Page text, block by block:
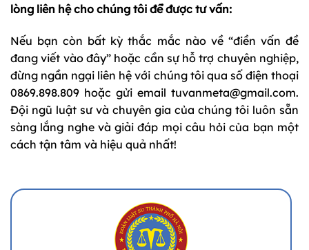
lòng liên hệ cho chúng tôi để được tư vấn:
Nếu bạn còn bất kỳ thắc mắc nào về “điền vấn đề
đang viết vào đây” hoặc cần sự hỗ trợ chuyên nghiệp,
đừng ngần ngại liên hệ với chúng tôi qua số điện thoại
0869.898.809 hoặc gửi email tuvanmeta@gmail.com.
Đội ngũ luật sư và chuyên gia của chúng tôi luôn sẵn
sàng lắng nghe và giải đáp mọi câu hỏi của bạn một
cách tận tâm và hiệu quả nhất!